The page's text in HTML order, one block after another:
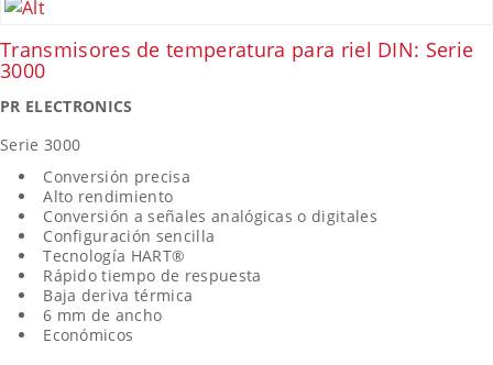
Transmisores de temperatura para riel DIN: Serie
3000
PR ELECTRONICS
Serie 3000
Conversión precisa
Alto rendimiento
Conversión a señales analógicas o digitales
Configuración sencilla
Tecnología HART®
Rápido tiempo de respuesta
Baja deriva térmica
6 mm de ancho
Económicos